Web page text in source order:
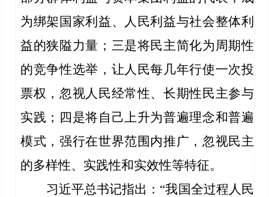
为绑架国家利益、人民利益与社会整体利
益的狭隘力量；三是将民主简化为周期性
的竞争性选举，让人民每几年行使一次投
票权，忽视人民经常性、长期性民主参与
实践；四是将自己上升为普遍理念和普遍
模式，强行在世界范围内推广，忽视民主
的多样性、实践性和实效性等特征。
习近平总书记指出：“我国全过程人民